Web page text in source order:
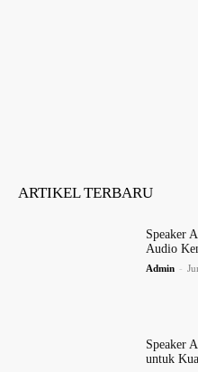
ARTIKEL TERBARU
Speaker
Audio
Admin -
Speaker
untuk